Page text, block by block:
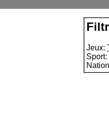
Jeux:
Sport: